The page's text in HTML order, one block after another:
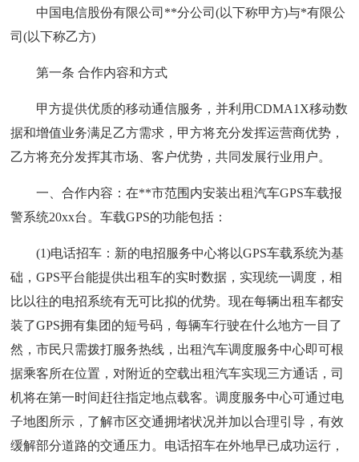
中国电信股份有限公司**分公司(以下称甲方)与*有限公
司(以下称乙方)
第一条 合作内容和方式
甲方提供优质的移动通信服务，并利用CDMA1X移动数
据和增值业务满足乙方需求，甲方将充分发挥运营商优势，
乙方将充分发挥其市场、客户优势，共同发展行业用户。
一、合作内容：在**市范围内安装出租汽车GPS车载报
警系统20xx台。车载GPS的功能包括：
(1)电话招车：新的电招服务中心将以GPS车载系统为基
础，GPS平台能提供出租车的实时数据，实现统一调度，相
比以往的电招系统有无可比拟的优势。现在每辆出租车都安
装了GPS拥有集团的短号码，每辆车行驶在什么地方一目了
然，市民只需拨打服务热线，出租汽车调度服务中心即可根
据乘客所在位置，对附近的空载出租汽车实现三方通话，司
机将在第一时间赶往指定地点载客。调度服务中心可通过电
子地图所示，了解市区交通拥堵状况并加以合理引导，有效
缓解部分道路的交通压力。电话招车在外地早已成功运行，